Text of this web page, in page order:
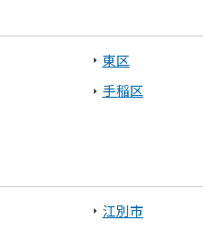
東区
手稲区
江別市